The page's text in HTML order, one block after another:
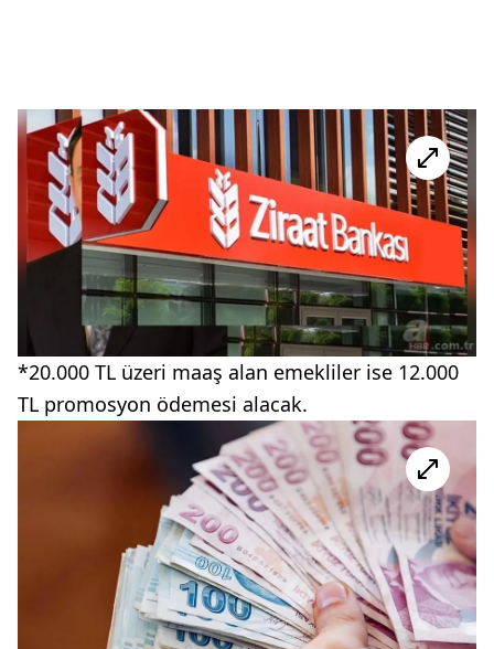
*20.000 TL üzeri maaş alan emekliler ise 12.000
TL promosyon ödemesi alacak.